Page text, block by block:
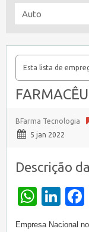
Esta lista de
BFarma Tecnologia
5 jan 2022
Descrição
Empresa Nacional